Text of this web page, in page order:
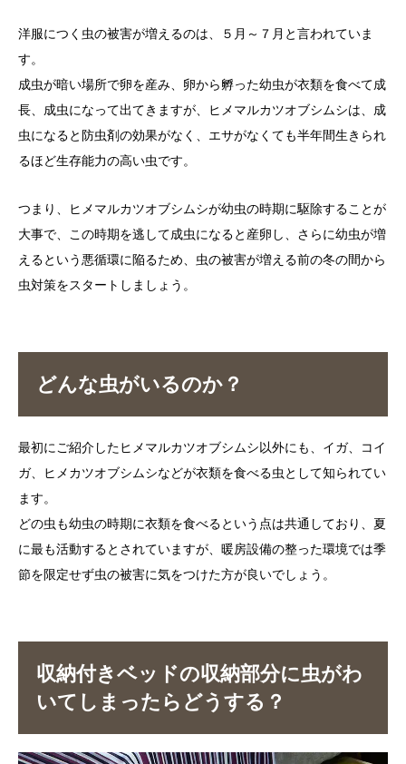
洋服につく虫の被害が増えるのは、５月～７月と言われていま
す。
成虫が暗い場所で卵を産み、卵から孵った幼虫が衣類を食べて成
長、成虫になって出てきますが、ヒメマルカツオブシムシは、成
虫になると防虫剤の効果がなく、エサがなくても半年間生きられ
るほど生存能力の高い虫です。
つまり、ヒメマルカツオブシムシが幼虫の時期に駆除することが
大事で、この時期を逃して成虫になると産卵し、さらに幼虫が増
えるという悪循環に陥るため、虫の被害が増える前の冬の間から
虫対策をスタートしましょう。
どんな虫がいるのか？
最初にご紹介したヒメマルカツオブシムシ以外にも、イガ、コイ
ガ、ヒメカツオブシムシなどが衣類を食べる虫として知られてい
ます。
どの虫も幼虫の時期に衣類を食べるという点は共通しており、夏
に最も活動するとされていますが、暖房設備の整った環境では季
節を限定せず虫の被害に気をつけた方が良いでしょう。
収納付きベッドの収納部分に虫がわ
いてしまったらどうする？